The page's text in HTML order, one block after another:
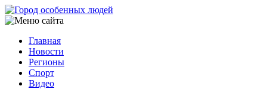
Перейти
к
содержанию
Основная
навигация
Главная
Новости
Регионы
Спорт
Видео